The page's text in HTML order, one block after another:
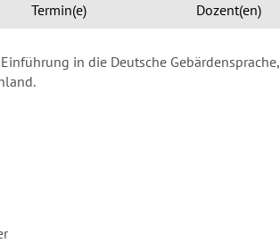
Termin(e) Dozent(en)
in die Deutsche Gebärdensprache,